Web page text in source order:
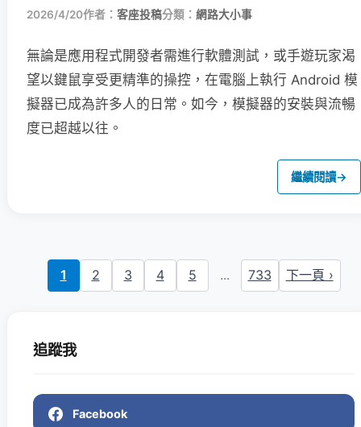
2026/4/20作者： 客座投稿分類： 網路大小事
無論是應用程式開發者需進行軟體測試，或手遊玩家渴
望以鍵鼠享受更精準的操控，在電腦上執行 Android 模
擬器已成為許多人的日常。如今，模擬器的安裝與流暢
度已超越以往。
繼續閱讀→
1 2 3 4 5 ... 733 下一頁 ›
追蹤我
Facebook